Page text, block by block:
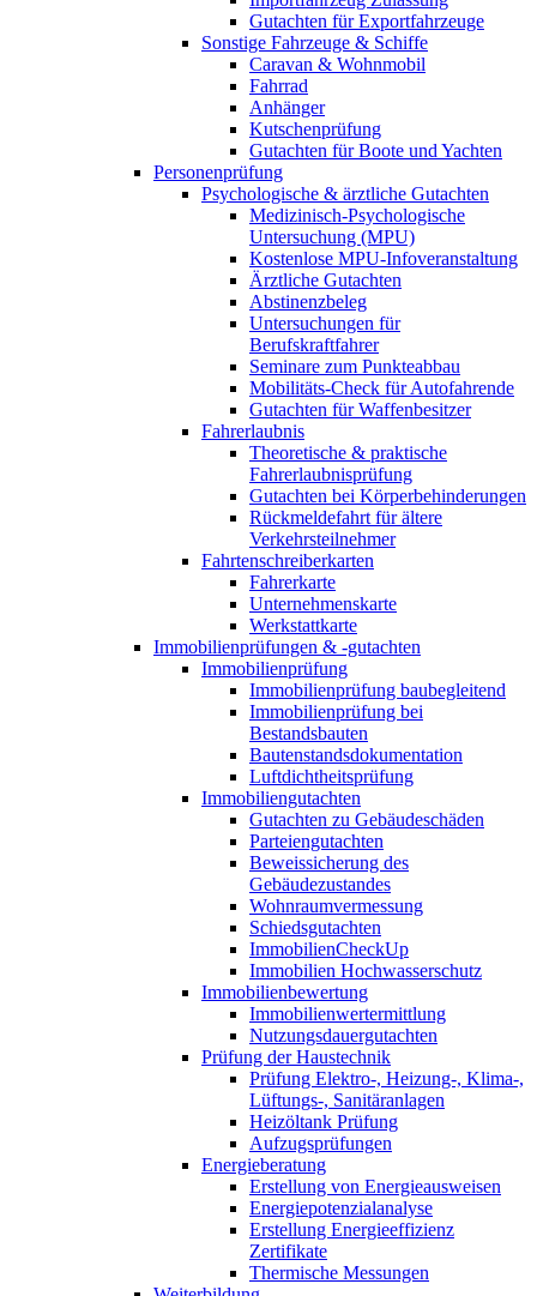
Gutachten für Exportfahrzeuge
Sonstige Fahrzeuge & Schiffe
Caravan & Wohnmobil
Fahrrad
Anhänger
Kutschenprüfung
Gutachten für Boote und Yachten
Personenprüfung
Psychologische & ärztliche Gutachten
Medizinisch-Psychologische
Untersuchung (MPU)
Kostenlose MPU-Infoveranstaltung
Ärztliche Gutachten
Abstinenzbeleg
Untersuchungen für
Berufskraftfahrer
Seminare zum Punkteabbau
Mobilitäts-Check für Autofahrende
Gutachten für Waffenbesitzer
Fahrerlaubnis
Theoretische & praktische
Fahrerlaubnisprüfung
Gutachten bei Körperbehinderungen
Rückmeldefahrt für ältere
Verkehrsteilnehmer
Fahrtenschreiberkarten
Fahrerkarte
Unternehmenskarte
Werkstattkarte
Immobilienprüfungen & -gutachten
Immobilienprüfung
Immobilienprüfung baubegleitend
Immobilienprüfung bei
Bestandsbauten
Bautenstandsdokumentation
Luftdichtheitsprüfung
Immobiliengutachten
Gutachten zu Gebäudeschäden
Parteiengutachten
Beweissicherung des
Gebäudezustandes
Wohnraumvermessung
Schiedsgutachten
ImmobilienCheckUp
Immobilien Hochwasserschutz
Immobilienbewertung
Immobilienwertermittlung
Nutzungsdauergutachten
Prüfung der Haustechnik
Prüfung Elektro-, Heizung-, Klima-,
Lüftungs-, Sanitäranlagen
Heizöltank Prüfung
Aufzugsprüfungen
Energieberatung
Erstellung von Energieausweisen
Energiepotenzialanalyse
Erstellung Energieeffizienz
Zertifikate
Thermische Messungen